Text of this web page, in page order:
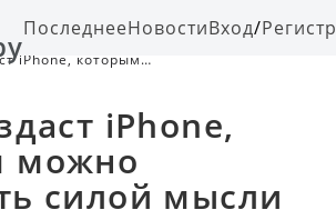
ПоследнееНовостиВход/
iPhone, которым
iPhone,
можно
силой мысли